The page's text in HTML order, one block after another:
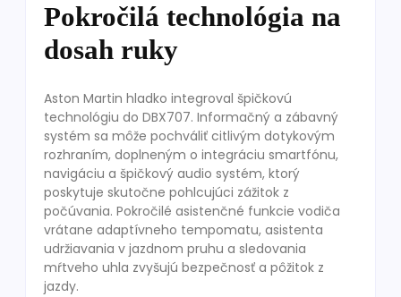
Pokročilá technológia na
dosah ruky
Aston Martin hladko integroval špičkovú
technológiu do DBX707. Informačný a zábavný
systém sa môže pochváliť citlivým dotykovým
rozhraním, doplneným o integráciu smartfónu,
navigáciu a špičkový audio systém, ktorý
poskytuje skutočne pohlcujúci zážitok z
počúvania. Pokročilé asistenčné funkcie vodiča
vrátane adaptívneho tempomatu, asistenta
udržiavania v jazdnom pruhu a sledovania
mŕtveho uhla zvyšujú bezpečnosť a pôžitok z
jazdy.